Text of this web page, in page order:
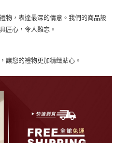
物，表達最深的情意。我們的商品設
匠心，令人難忘。
讓您的禮物更加精緻貼心。